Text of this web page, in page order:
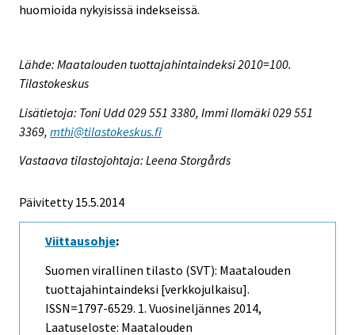
huomioida nykyisissä indekseissä.
Lähde: Maatalouden tuottajahintaindeksi 2010=100.
Tilastokeskus
Lisätietoja: Toni Udd 029 551 3380, Immi Ilomäki 029 551
3369, mthi@tilastokeskus.fi
Vastaava tilastojohtaja: Leena Storgårds
Päivitetty 15.5.2014
Viittausohje:
Suomen virallinen tilasto (SVT): Maatalouden
tuottajahintaindeksi [verkkojulkaisu].
ISSN=1797-6529. 1. Vuosineljännes 2014,
Laatuseloste: Maatalouden